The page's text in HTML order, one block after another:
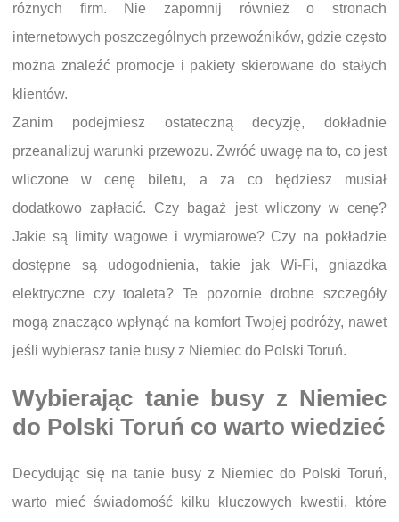
różnych firm. Nie zapomnij również o stronach
internetowych poszczególnych przewoźników, gdzie często
można znaleźć promocje i pakiety skierowane do stałych
klientów.
Zanim podejmiesz ostateczną decyzję, dokładnie
przeanalizuj warunki przewozu. Zwróć uwagę na to, co jest
wliczone w cenę biletu, a za co będziesz musiał
dodatkowo zapłacić. Czy bagaż jest wliczony w cenę?
Jakie są limity wagowe i wymiarowe? Czy na pokładzie
dostępne są udogodnienia, takie jak Wi-Fi, gniazdka
elektryczne czy toaleta? Te pozornie drobne szczegóły
mogą znacząco wpłynąć na komfort Twojej podróży, nawet
jeśli wybierasz tanie busy z Niemiec do Polski Toruń.
Wybierając tanie busy z Niemiec
do Polski Toruń co warto wiedzieć
Decydując się na tanie busy z Niemiec do Polski Toruń,
warto mieć świadomość kilku kluczowych kwestii, które